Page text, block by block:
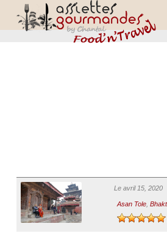
Le avril 15, 2020
Asan Tole,